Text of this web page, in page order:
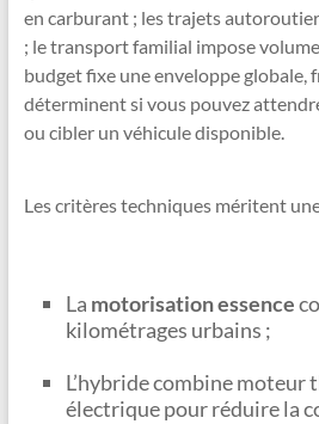
en carburant ; les trajets
; le transport familial impose
budget fixe une enveloppe globale,
déterminent si vous pouvez
ou cibler un véhicule disponible.
Les critères techniques méritent
La motorisation essence
kilométrages urbains ;
L’hybride combine moteur
électrique pour réduire la